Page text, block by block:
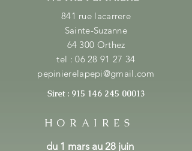
841 rue lacarrere
Sainte-Suzanne
64 300 Orthez
tel :06 28 91 27 34
pepinierelapepi@gmail.com
Siret : 915 146 245 00013
du 1 mars au 28 juin
HORAIRES